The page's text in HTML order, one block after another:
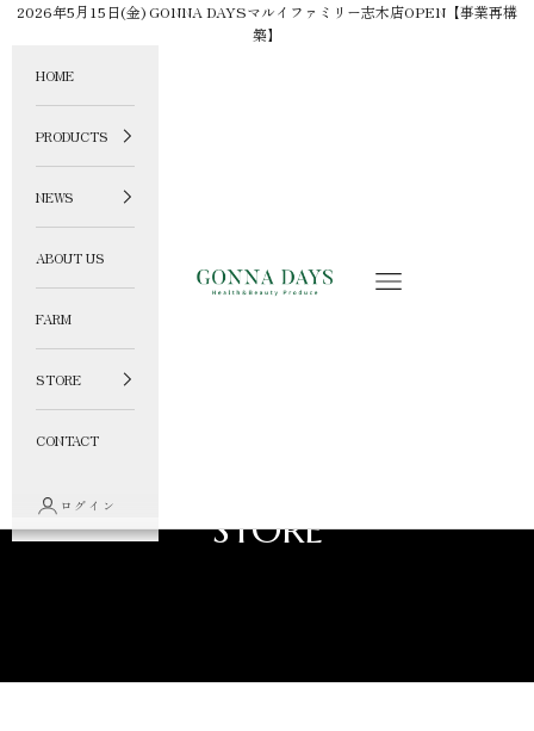
コンテンツへスキップ
2026年5月15日(金) GONNA DAYSマルイファミリー志木店OPEN【事業再構
築】
GONNA DAYS ONLINE STORE メニュー
HOME
PRODUCTS
NEWS
ABOUT US
FARM
STORE
CONTACT
ログイン
STORE